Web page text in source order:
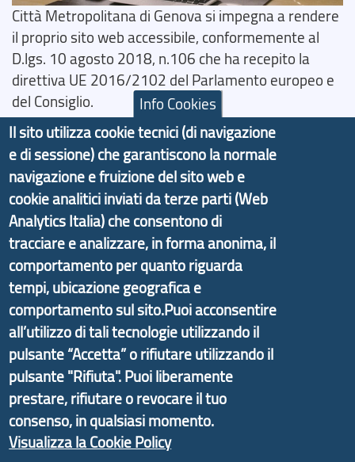
Città Metropolitana di Genova si impegna a rendere
il proprio sito web accessibile, conformemente al
D.lgs. 10 agosto 2018, n.106 che ha recepito la
direttiva UE 2016/2102 del Parlamento europeo e
del Consiglio.
Dichiarazione di Accessibilità
Il progetto Aree Interne
Il portale di marketing territoriale e sviluppo locale
di Genova Città Metropolitana si è sviluppato a
partire dal progetto nazionale Aree Interne
promosso dal Dipartimento per lo Sviluppo
Economico e finalizzato al rilancio socio-economico
delle valli dell’entroterra. In particolare fornisce
informazioni ed aggiornamenti sulla
d'Area Antola-Tigullio, in collaborazione con Regione
Liguria ed ANCI Liguria.
Info Cookies
Il sito utilizza cookie tecnici (di navigazione
e di sessione) che garantiscono la normale
navigazione e fruizione del sito web e
cookie analitici inviati da terze parti (Web
Analytics Italia) che consentono di
tracciare e analizzare, in forma anonima, il
comportamento per quanto riguarda
tempi, ubicazione geografica e
comportamento sul sito.Puoi acconsentire
all’utilizzo di tali tecnologie utilizzando il
pulsante “Accetta” o rifiutare utilizzando il
pulsante "Rifiuta". Puoi liberamente
prestare, rifiutare o revocare il tuo
consenso, in qualsiasi momento.
Visualizza la Cookie Policy